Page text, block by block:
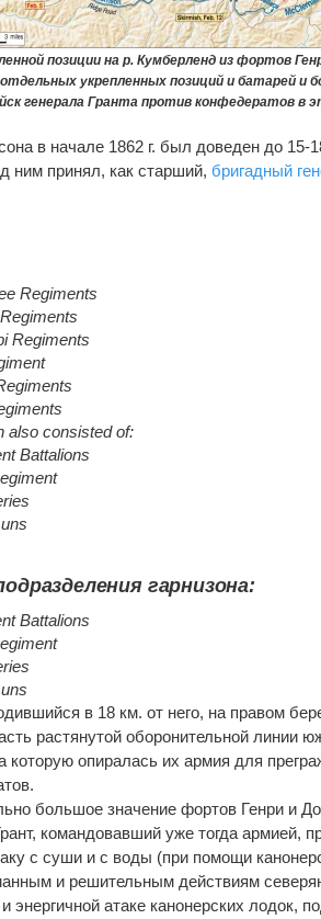
позиции на р. Кумберленд из фортов
укрепленных позиций и батарей и
генерала Гранта против конфедератов в
в начале 1862 г. был доведен до 15-
ним принял, как старший, бригадный
Regiments
Regiments
also consisted of:
Battalions
гарнизона:
Battalions
в 18 км. от него, на правом
растянутой оборонительной линии
которую опиралась их армия для
большое значение фортов Генри и
командовавший уже тогда армией,
с суши и с воды (при помощи
и решительным действиям
энергичной атаке канонерских лодок,